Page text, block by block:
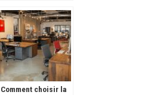
utilisateur au cœur
de sa stratégie
Comment choisir la